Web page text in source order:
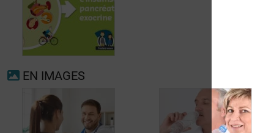
Fibrillation
auriculaire
Insuffisance
pancréatique
EN IMAGES